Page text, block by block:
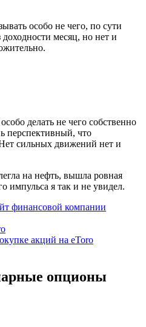
особо не чего, по сути
месяц, но нет и
делать не чего собственно
перспективный, что
сильных движений нет и
на нефть, вышла ровная
импульса я так и не увидел.
финансовой компании
акций на eToro
опционы